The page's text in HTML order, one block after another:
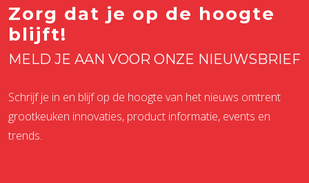
Zorg dat je op de hoogte
blijft!
MELD JE AAN VOOR ONZE NIEUWSBRIEF
Schrijf je in en blijf op de hoogte van het nieuws omtrent
grootkeuken innovaties, product informatie, events en
trends.